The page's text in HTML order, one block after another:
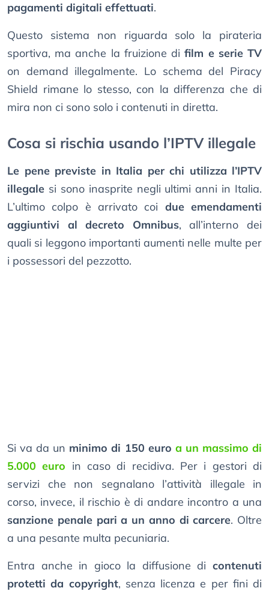
pagamenti digitali effettuati.
Questo sistema non riguarda solo la pirateria
sportiva, ma anche la fruizione difilm e serie TV
on demand illegalmente. Lo schema del Piracy
Shield rimane lo stesso, con la differenza che di
mira non ci sono solo i contenuti in diretta.
Cosa si rischia usando l’IPTV illegale
Le pene previste in Italia per chi utilizza l’IPTV
illegale si sono inasprite negli ultimi anni in Italia.
L’ultimo colpo è arrivato coi due emendamenti
aggiuntivi al decreto Omnibus, all’interno dei
quali si leggono importanti aumenti nelle multe per
i possessori del pezzotto.
Si va da un minimo di 150 euro a un massimo di
5.000 euro in caso di recidiva. Per i gestori di
servizi che non segnalano l’attività illegale in
corso, invece, il rischio è di andare incontro a una
sanzione penale pari a un anno di carcere. Oltre
a una pesante multa pecuniaria.
Entra anche in gioco la diffusione di contenuti
protetti da copyright, senza licenza e per fini di